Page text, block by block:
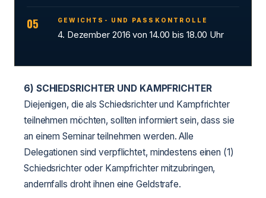
05 GEWICHTS- UND PASSKONTROLLE
4. Dezember 2016 von 14.00 bis 18.00 Uhr
6) SCHIEDSRICHTER UND KAMPFRICHTER
Diejenigen, die als Schiedsrichter und Kampfrichter
teilnehmen möchten, sollten informiert sein, dass sie
an einem Seminar teilnehmen werden. Alle
Delegationen sind verpflichtet, mindestens einen (1)
Schiedsrichter oder Kampfrichter mitzubringen,
andernfalls droht ihnen eine Geldstrafe.